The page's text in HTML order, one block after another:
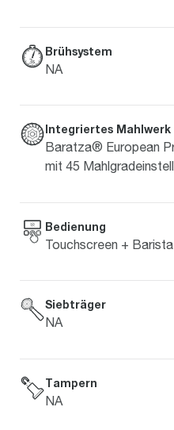
Brühsystem
NA
Integriertes Mahlwerk
Baratza® European
mit 45
Bedienung
Touchscreen +
Siebträger
NA
Tampern
NA